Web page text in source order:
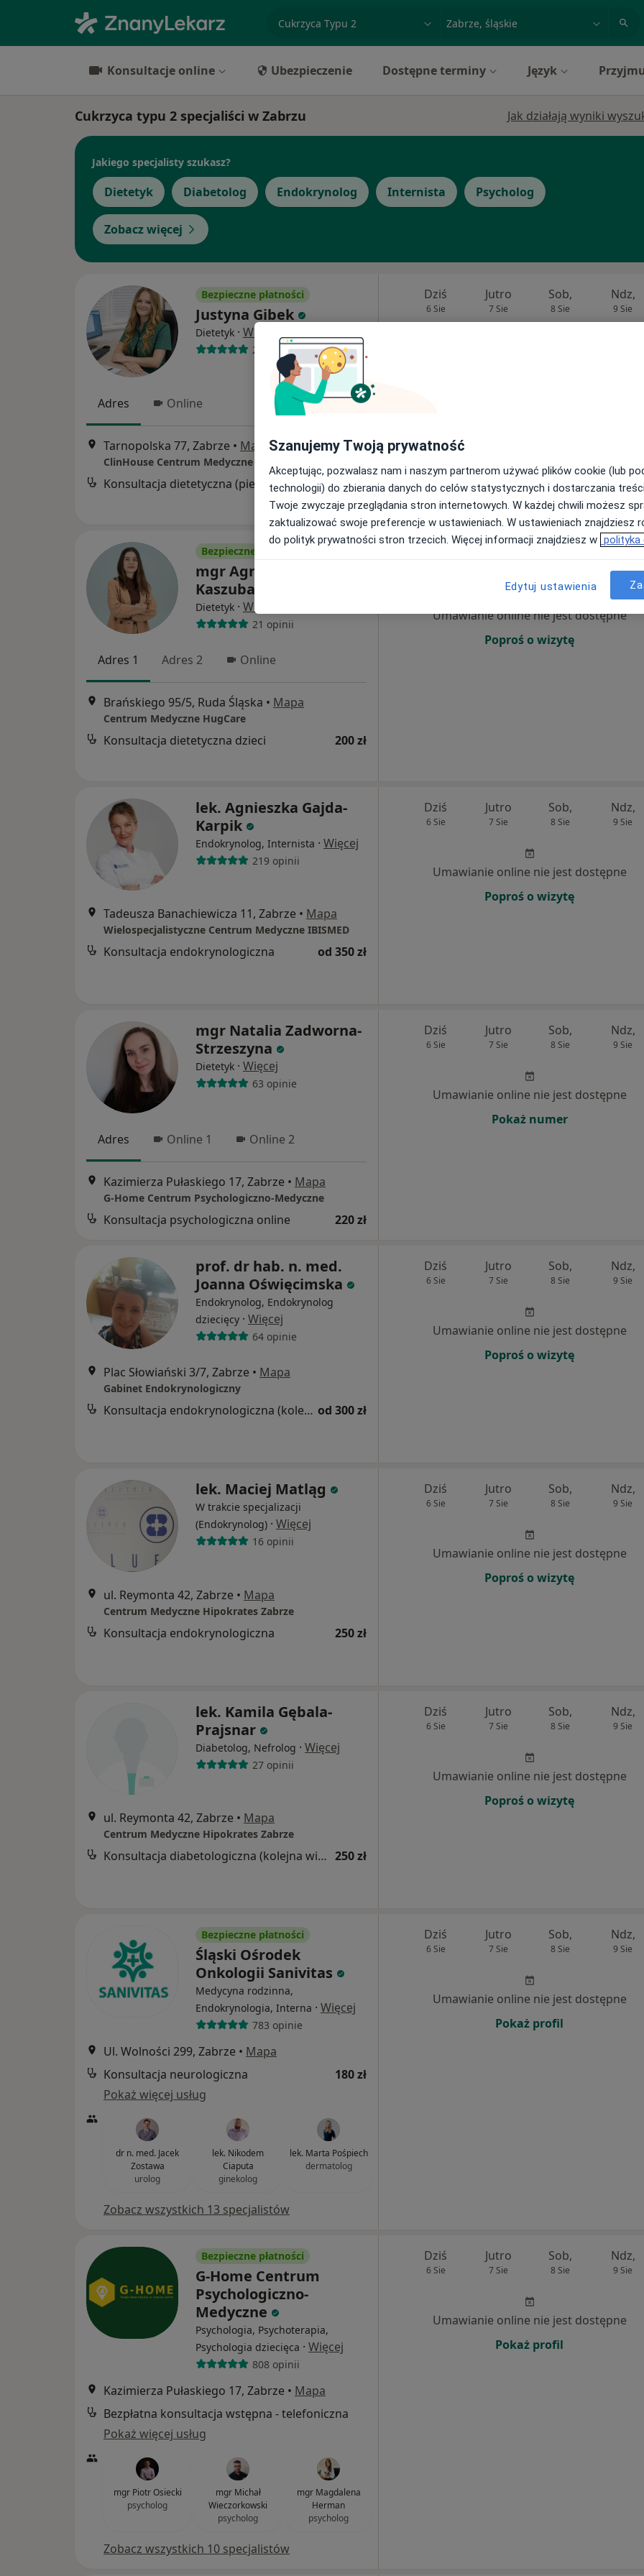
miasto lub dzielnica
Konsultacje online Ubezpieczenie Dostępne terminy Język
Cukrzyca typu 2 specjaliści w Zabrzu Jak działają wyniki
Jakiego specjalisty szukasz?
Dietetyk Diabetolog Endokrynolog Internista Psycholog
Zobacz więcej
Bezpieczne płatności
Justyna Gibek
Dietetyk · Więcej
21 opinii
Adres Online
Tarnopolska 77, Zabrze • Mapa
ClinHouse Centrum Medyczne
Konsultacja dietetyczna (pierwsza wizyta) 190 zł
Dziś
6 Sie
Jutro
7 Sie
Sob,
8 Sie
Ndz,
9 Sie
Bezpieczne płatności
mgr Agnieszka
Kaszuba-Czana
Dietetyk · Więcej
21 opinii
Adres 1 Adres 2 Online
Brańskiego 95/5, Ruda Śląska • Mapa
Centrum Medyczne HugCare
Konsultacja dietetyczna dzieci 200 zł
Sob, Ndz,
Umawianie online nie jest dostępne
Poproś o wizytę
lek. Agnieszka Gajda-
Karpik
Endokrynolog, Internista · Więcej
219 opinii
Tadeusza Banachiewicza 11, Zabrze • Mapa
Wielospecjalistyczne Centrum Medyczne IBISMED
Konsultacja endokrynologiczna od 350 zł
Dziś
6 Sie
Jutro
7 Sie
Sob,
8 Sie
Ndz,
9 Sie
Umawianie online nie jest dostępne
Poproś o wizytę
mgr Natalia Zadworna-
Strzeszyna
Dietetyk · Więcej
63 opinie
Adres Online 1 Online 2
Kazimierza Pułaskiego 17, Zabrze • Mapa
G-Home Centrum Psychologiczno-Medyczne
Konsultacja psychologiczna online 220 zł
Dziś
6 Sie
Jutro
7 Sie
Sob,
8 Sie
Ndz,
9 Sie
Umawianie online nie jest dostępne
Pokaż numer
prof. dr hab. n. med.
Joanna Oświęcimska
Endokrynolog, Endokrynolog
dziecięcy · Więcej
64 opinie
Plac Słowiański 3/7, Zabrze • Mapa
Gabinet Endokrynologiczny
Konsultacja endokrynologiczna (kolejna wizyta) od 300 zł
Dziś
6 Sie
Jutro
7 Sie
Sob,
8 Sie
Ndz,
9 Sie
Umawianie online nie jest dostępne
Poproś o wizytę
lek. Maciej Matląg
W trakcie specjalizacji
(Endokrynolog) · Więcej
16 opinii
ul. Reymonta 42, Zabrze • Mapa
Centrum Medyczne Hipokrates Zabrze
Konsultacja endokrynologiczna 250 zł
Dziś
6 Sie
Jutro
7 Sie
Sob,
8 Sie
Ndz,
9 Sie
Umawianie online nie jest dostępne
Poproś o wizytę
lek. Kamila Gębala-
Prajsnar
Diabetolog, Nefrolog · Więcej
27 opinii
ul. Reymonta 42, Zabrze • Mapa
Centrum Medyczne Hipokrates Zabrze
Konsultacja diabetologiczna (kolejna wizyta) 250 zł
Dziś
6 Sie
Jutro
7 Sie
Sob,
8 Sie
Ndz,
9 Sie
Umawianie online nie jest dostępne
Poproś o wizytę
Bezpieczne płatności
Śląski Ośrodek
Onkologii Sanivitas
Medycyna rodzinna,
Endokrynologia, Interna · Więcej
783 opinie
Ul. Wolności 299, Zabrze • Mapa
Konsultacja neurologiczna
180 zł
Pokaż więcej usług
dr n. med. Jacek
Zostawa
urolog
lek. Nikodem
Ciaputa
ginekolog
lek. Marta Pośpiech
dermatolog
Zobacz wszystkich 13 specjalistów
Dziś
6 Sie
Jutro
7 Sie
Sob,
8 Sie
Ndz,
9 Sie
Umawianie online nie jest dostępne
Pokaż profil
Bezpieczne płatności
G-Home Centrum
Psychologiczno-
Medyczne
Psychologia, Psychoterapia,
Psychologia dziecięca · Więcej
808 opinii
Kazimierza Pułaskiego 17, Zabrze • Mapa
Bezpłatna konsultacja wstępna - telefoniczna
Pokaż więcej usług
mgr Piotr Osiecki
psycholog
mgr Michał
Wieczorkowski
psycholog
mgr Magdalena
Herman
psycholog
Zobacz wszystkich 10 specjalistów
Dziś
6 Sie
Jutro
7 Sie
Sob,
8 Sie
Ndz,
9 Sie
Umawianie online nie jest dostępne
Pokaż profil
Szanujemy Twoją prywatność
Akceptując, pozwalasz nam i naszym partnerom używać plików cookie (lub
technologii) do zbierania danych do celów statystycznych i dostarczania
Twoje zwyczaje przeglądania stron internetowych. W każdej chwili możesz
zaktualizować swoje preferencje w ustawieniach. W ustawieniach znajdziesz
do polityk prywatności stron trzecich. Więcej informacji znajdziesz w polityka
Edytuj ustawienia